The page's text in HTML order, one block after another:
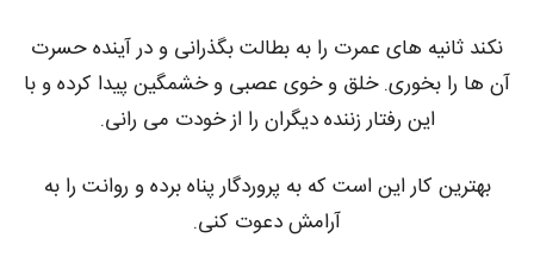
نکند ثانیه های عمرت را به بطالت بگذرانی و در آینده حسرت
آن ها را بخوری. خلق و خوی عصبی و خشمگین پیدا کرده و با
این رفتار زننده دیگران را از خودت می رانی.
بهترین کار این است که به پروردگار پناه برده و روانت را به
آرامش دعوت کنی.